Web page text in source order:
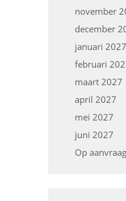
november
december
januari 2027
februari
maart 2027
april 2027
mei 2027
juni 2027
Op aanvraag